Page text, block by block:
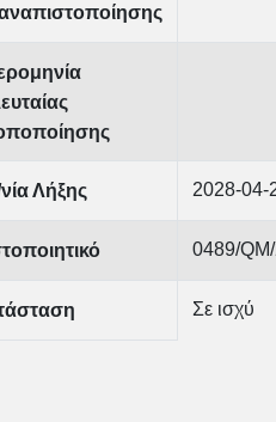
Λήξης 2028-04-
0489/
Σε ισχύ